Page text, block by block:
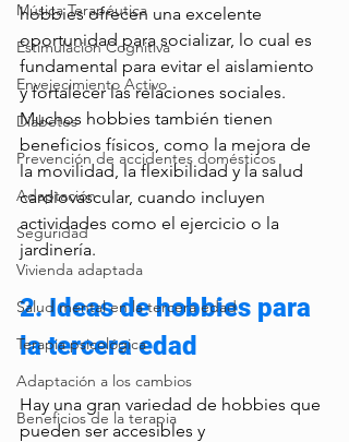
Música Terapéutica
Estimulación Cognitiva
Envejecimiento Activo
Diabetes
Prevención de accidentes domésticos
Adaptación
Seguridad
Vivienda adaptada
Salud mental en la tercera edad
Terapia psicológica
Adaptación a los cambios
Beneficios de la terapia
hobbies ofrecen una excelente
oportunidad para socializar, lo cual es
fundamental para evitar el aislamiento
y fortalecer las relaciones sociales.
Muchos hobbies también tienen
beneficios físicos, como la mejora de
la movilidad, la flexibilidad y la salud
cardiovascular, cuando incluyen
actividades como el ejercicio o la
jardinería.
2. Ideas de hobbies para
la tercera edad
Hay una gran variedad de hobbies que
pueden ser accesibles y